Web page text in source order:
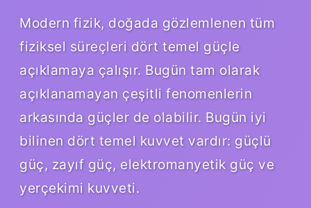
Modern fizik, doğada gözlemlenen tüm
fiziksel süreçleri dört temel güçle
açıklamaya çalışır. Bugün tam olarak
açıklanamayan çeşitli fenomenlerin
arkasında güçler de olabilir. Bugün iyi
bilinen dört temel kuvvet vardır: güçlü
güç, zayıf güç, elektromanyetik güç ve
yerçekimi kuvveti.